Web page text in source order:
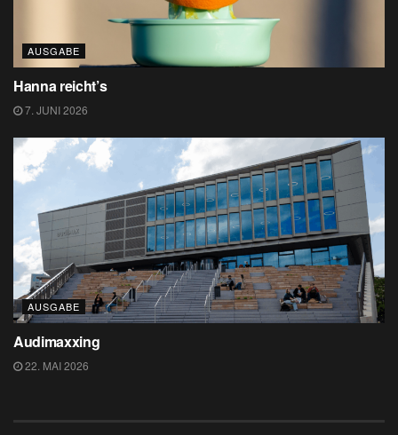
AUSGABE
Hanna reicht’s
7. JUNI 2026
AUSGABE
Audimaxxing
22. MAI 2026